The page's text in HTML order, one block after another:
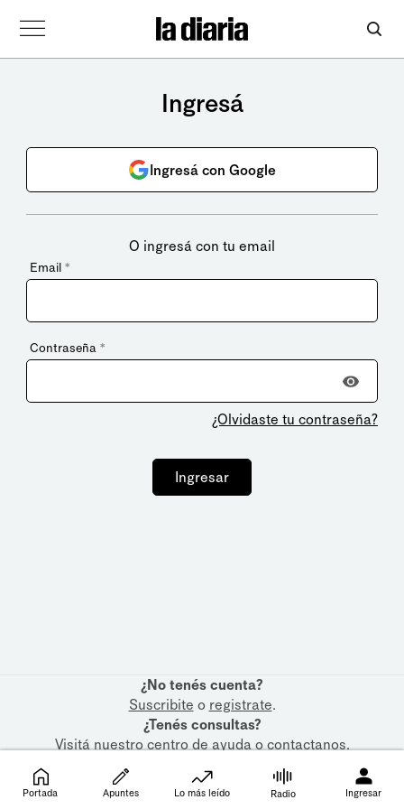
Ingresá
Ingresá con Google
O ingresá con tu email
Email *
Contraseña *
¿Olvidaste tu contraseña?
Ingresar
¿No tenés cuenta?
Suscribite o registrate.
¿Tenés consultas?
Visitá nuestrocentro de ayudaocontactanos.
Portada Apuntes Lo más leído Radio Ingresar